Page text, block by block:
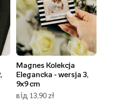
Magnes Kolekcja
Elegancka - wersja 3,
9x9 cm
від 13,90 zł